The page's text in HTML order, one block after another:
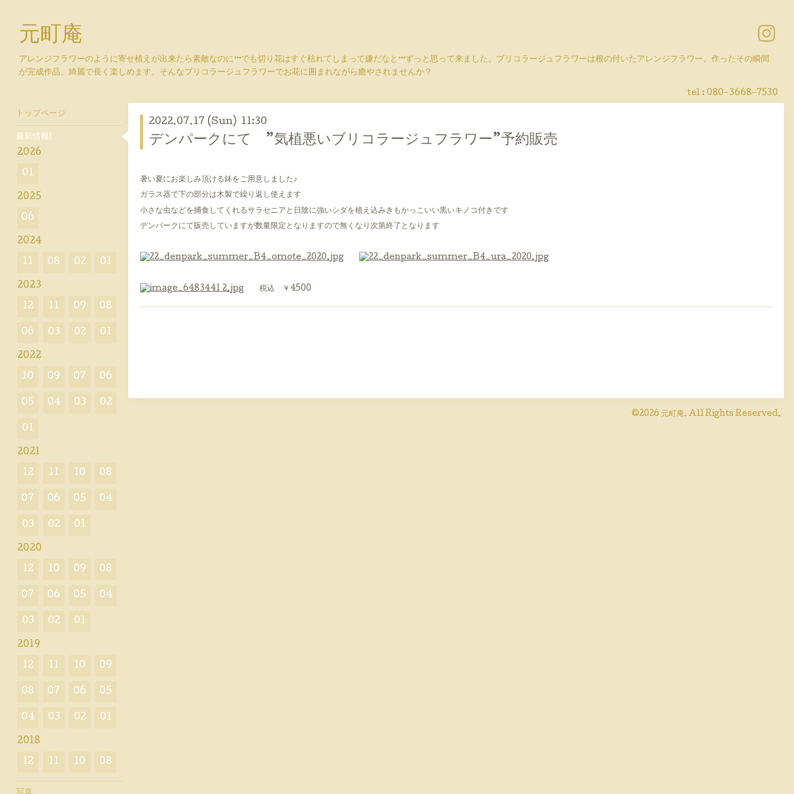
元町庵
アレンジフラワーのように寄せ植えが出来たら素敵なのに···でも切り花はすぐ枯れてしまって嫌だなと···ずっと思って来ました。ブリコラージュフラワーは根の付いたアレンジフラワー。作ったその瞬間
が完成作品。綺麗で長く楽しめます。そんなブリコラージュフラワーでお花に囲まれながら癒やされませんか？
tel : 080-3668-7530
2022.07.17 (Sun) 11:30
デンパークにて ”気植悪いブリコラージュフラワー”予約販売
暑い夏にお楽しみ頂ける鉢をご用意しました♪
ガラス器で下の部分は木製で繰り返し使えます
小さな虫などを捕食してくれるサラセニアと日陰に強いシダを植え込みきもかっこいい黒いキノコ付きです
デンパークにて販売していますが数量限定となりますので無くなり次第終了となります
税込 ￥4500
©2026 元町庵. All Rights Reserved.
トップページ
最新情報!
2026
01
2025
06
2024
11 08 02 01
2023
12 11 09 08
06 03 02 01
2022
10 09 07 06
05 04 03 02
01
2021
12 11 10 08
07 06 05 04
03 02 01
2020
12 10 09 08
07 06 05 04
03 02 01
2019
12 11 10 09
08 07 06 05
04 03 02 01
2018
12 11 10 08